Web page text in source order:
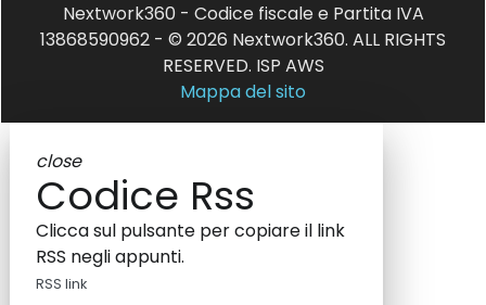
Nextwork360 - Codice fiscale e Partita IVA
13868590962 - © 2026 Nextwork360. ALL RIGHTS
RESERVED. ISP AWS
Mappa del sito
close
Codice Rss
Clicca sul pulsante per copiare il link
RSS negli appunti.
RSS link